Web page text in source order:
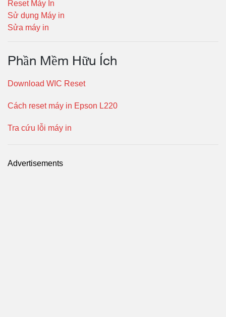
Reset Máy In
Sử dụng Máy in
Sửa máy in
Phần Mềm Hữu Ích
Download WIC Reset
Cách reset máy in Epson L220
Tra cứu lỗi máy in
Advertisements